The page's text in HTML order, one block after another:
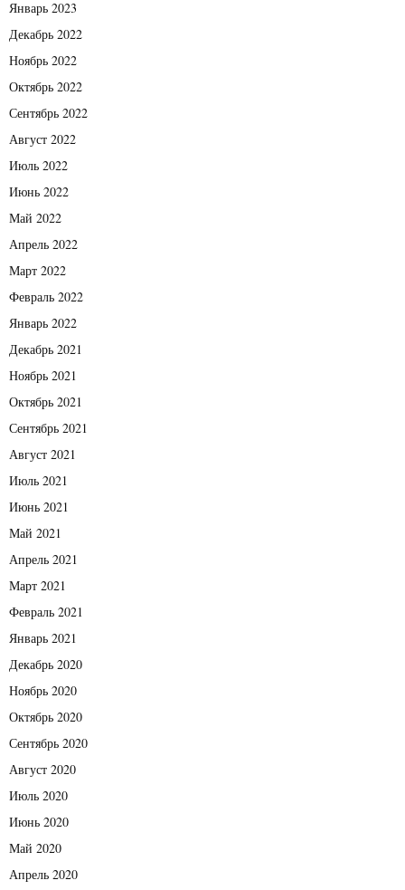
Январь 2023
Декабрь 2022
Ноябрь 2022
Октябрь 2022
Сентябрь 2022
Август 2022
Июль 2022
Июнь 2022
Май 2022
Апрель 2022
Март 2022
Февраль 2022
Январь 2022
Декабрь 2021
Ноябрь 2021
Октябрь 2021
Сентябрь 2021
Август 2021
Июль 2021
Июнь 2021
Май 2021
Апрель 2021
Март 2021
Февраль 2021
Январь 2021
Декабрь 2020
Ноябрь 2020
Октябрь 2020
Сентябрь 2020
Август 2020
Июль 2020
Июнь 2020
Май 2020
Апрель 2020